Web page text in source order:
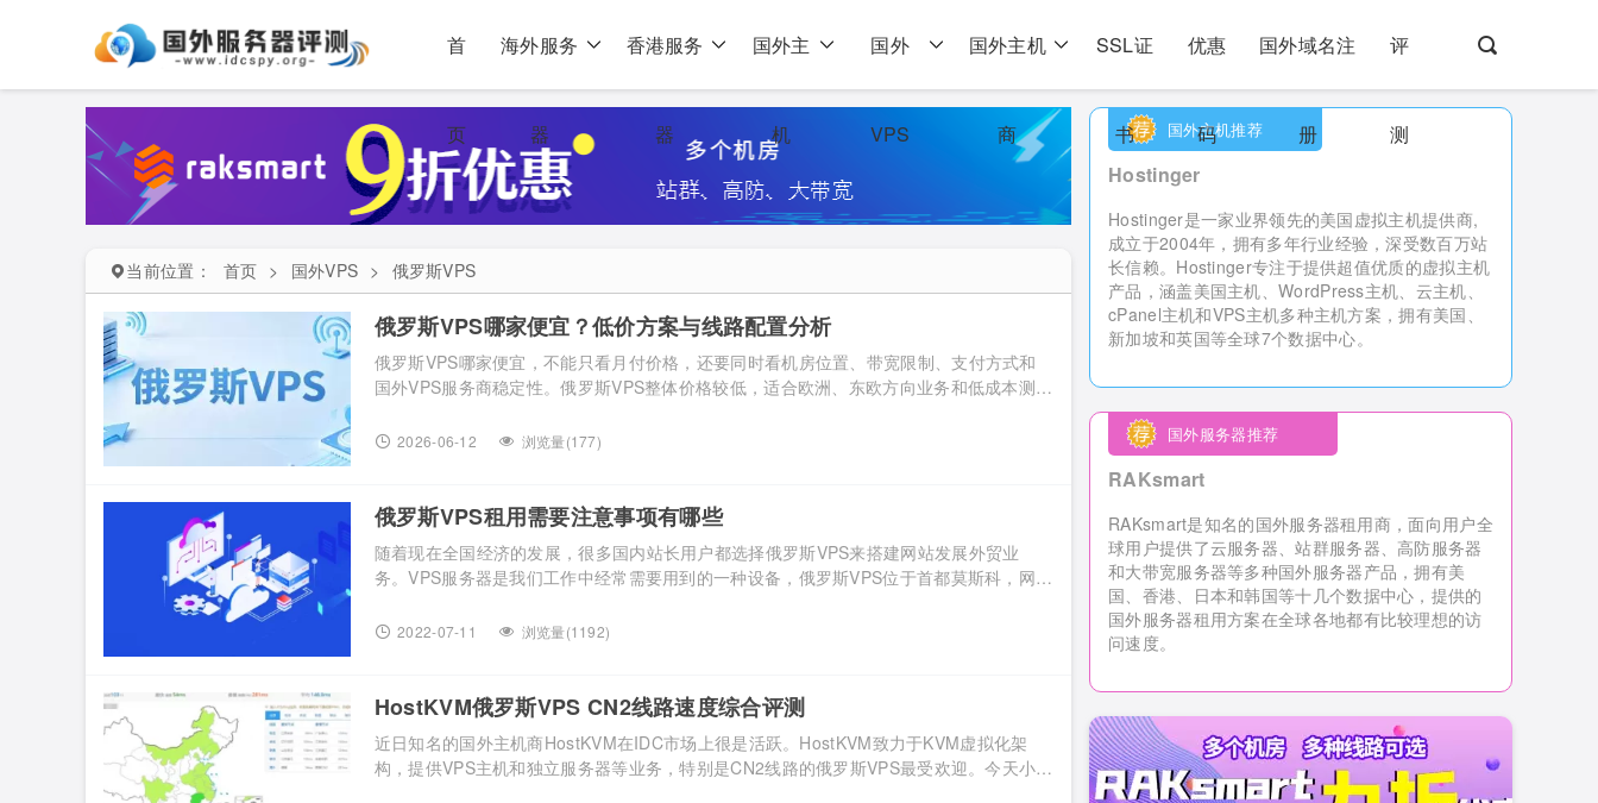
首
页
海外服务
器
香港服务
器
国外主
机
国外
VPS
国外主机
商
SSL证
书
优惠
码
国外域名注
册
评
测
当前位置： 首页 > 国外VPS > 俄罗斯VPS
俄罗斯VPS哪家便宜？低价方案与线路配置分析
俄罗斯VPS哪家便宜，不能只看月付价格，还要同时看机房位置、带宽限制、支付方式和
国外VPS服务商稳定性。俄罗斯VPS整体价格较低，适合欧洲、东欧方向业务和低成本测试
场特点 俄罗斯作为东欧地区重要的互联网基础设施节点，其VPS服务器市场具有一些独特
2026-06-12 浏览量(177)
俄罗斯VPS租用需要注意事项有哪些
随着现在全国经济的发展，很多国内站长用户都选择俄罗斯VPS来搭建网站发展外贸业
务。VPS服务器是我们工作中经常需要用到的一种设备，俄罗斯VPS位于首都莫斯科，网络
些事项呢？ 1、租用的俄罗斯VPS是否合法 俄罗斯VPS部署在俄罗斯境内，从法律上来讲
2022-07-11 浏览量(1192)
HostKVM俄罗斯VPS CN2线路速度综合评测
近日知名的国外主机商HostKVM在IDC市场上很是活跃。HostKVM致力于KVM虚拟化架
构，提供VPS主机和独立服务器等业务，特别是CN2线路的俄罗斯VPS最受欢迎。今天小编
国外主机推荐
Hostinger
Hostinger是一家业界领先的美国虚拟主机提供商,
成立于2004年，拥有多年行业经验，深受数百万站
长信赖。Hostinger专注于提供超值优质的虚拟主机
产品，涵盖美国主机、WordPress主机、云主机、
cPanel主机和VPS主机多种主机方案，拥有美国、
新加坡和英国等全球7个数据中心。
国外服务器推荐
RAKsmart
RAKsmart是知名的国外服务器租用商，面向用户全
球用户提供了云服务器、站群服务器、高防服务器
和大带宽服务器等多种国外服务器产品，拥有美
国、香港、日本和韩国等十几个数据中心，提供的
国外服务器租用方案在全球各地都有比较理想的访
问速度。